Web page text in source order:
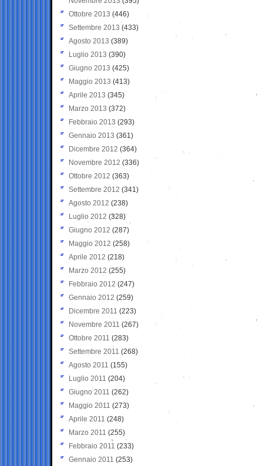
Ottobre 2013 (446)
Settembre 2013 (433)
Agosto 2013 (389)
Luglio 2013 (390)
Giugno 2013 (425)
Maggio 2013 (413)
Aprile 2013 (345)
Marzo 2013 (372)
Febbraio 2013 (293)
Gennaio 2013 (361)
Dicembre 2012 (364)
Novembre 2012 (336)
Ottobre 2012 (363)
Settembre 2012 (341)
Agosto 2012 (238)
Luglio 2012 (328)
Giugno 2012 (287)
Maggio 2012 (258)
Aprile 2012 (218)
Marzo 2012 (255)
Febbraio 2012 (247)
Gennaio 2012 (259)
Dicembre 2011 (223)
Novembre 2011 (267)
Ottobre 2011 (283)
Settembre 2011 (268)
Agosto 2011 (155)
Luglio 2011 (204)
Giugno 2011 (262)
Maggio 2011 (273)
Aprile 2011 (248)
Marzo 2011 (255)
Febbraio 2011 (233)
Gennaio 2011 (253)